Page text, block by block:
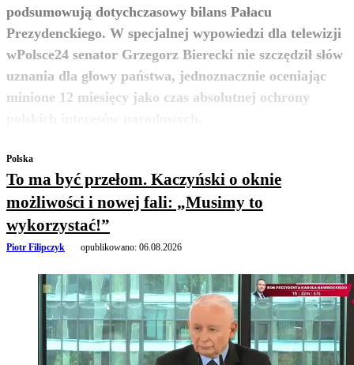
podsumowują dotychczasowy bilans Pałacu
Prezydenckiego. W specjalnej wypowiedzi dla telewizji
wPolsce24 senator Grzegorz Bierecki nie szczędził słów
uznania dla głowy państwa, jednoznacznie oceniając
minione 12 miesięcy jako czas absolutnej ochrony
zobacz więcej
Polska
To ma być przełom. Kaczyński o oknie
możliwości i nowej fali: „Musimy to
wykorzystać!”
Piotr Filipczyk opublikowano: 06.08.2026